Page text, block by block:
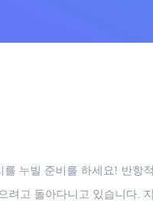
누빌 준비를 하세요! 반항
려고 돌아다니고 있습니다.